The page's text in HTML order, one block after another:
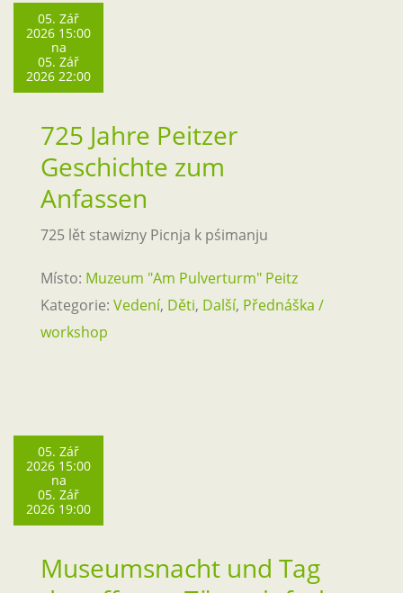
05. Zář
2026 15:00
na
05. Zář
2026 22:00
725 Jahre Peitzer
Geschichte zum
Anfassen
725 lět stawizny Picnja k pśimanju
Místo: Muzeum "Am Pulverturm" Peitz
Kategorie: Vedení, Děti, Další, Přednáška /
workshop
05. Zář
2026 15:00
na
05. Zář
2026 19:00
Museumsnacht und Tag